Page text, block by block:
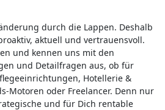
durch die Lappen. Deshalb
aktuell und vertrauensvoll.
und kennen uns mit den
und Detailfragen aus, ob für
Hotellerie &
Motoren oder Freelancer. Denn nur
und für Dich rentable